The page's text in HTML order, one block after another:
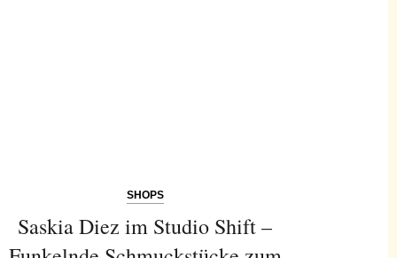
SHOPS
Saskia Diez im Studio Shift –